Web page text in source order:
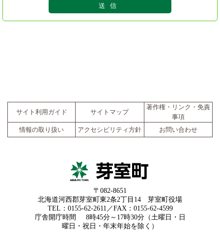
サイト利用ガイド サイトマップ
著作権・リンク・免責
事項
情報の取り扱い
アクセシビリティ方針 お問い合わせ
〒082-8651
北海道河西郡芽室町東2条2丁目14 芽室町役場
TEL：0155-62-2611／FAX：0155-62-4599
庁舎開庁時間
8時45分～17時30分（土曜日・日
曜日・祝日・年末年始を除く）